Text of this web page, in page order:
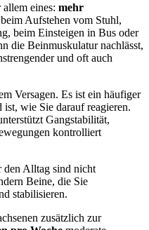
eines: mehr
Aufstehen vom Stuhl,
beim Einsteigen in Bus oder
die Beinmuskulatur nachlässt,
und oft auch
Versagen. Es ist ein häufiger
wie Sie darauf reagieren.
Gangstabilität,
kontrolliert
den Alltag sind nicht
Beine, die Sie
stabilisieren.
zusätzlich zur